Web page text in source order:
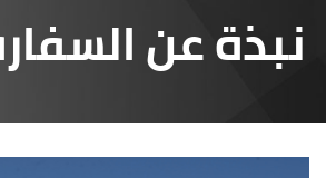
نبذة عن